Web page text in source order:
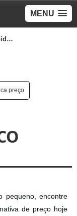
MENU
Pistão hidráulico pequeno
preço
pequeno, encontre
de preço hoje